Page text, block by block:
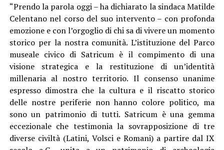
“Prendo la parola oggi – ha dichiarato la sindaca Matilde
Celentano nel corso del suo intervento – con profonda
emozione e con l’orgoglio di chi sa di vivere un momento
storico per la nostra comunità. L’istituzione del Parco
museale civico di Satricum è il compimento di una
visione strategica e la restituzione di un’identità
millenaria al nostro territorio. Il consenso unanime
espresso dimostra che la cultura e il riscatto storico
delle nostre periferie non hanno colore politico, ma
sono un patrimonio di tutti. Satricum è una gemma
eccezionale che testimonia la sovrapposizione di tre
diverse civiltà (Latini, Volsci e Romani) a partire dal IX